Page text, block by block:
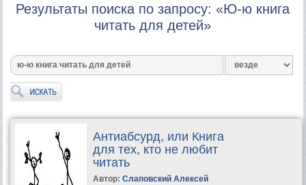
Результаты поиска по запросу: «Ю-ю книга
читать для детей»
Антиабсурд, или Книга
для тех, кто не любит
читать
Автор: Слаповский Алексей